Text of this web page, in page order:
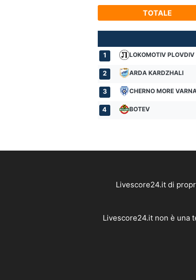
TOTALE
1 LOKOMOTIV PLOVDIV
2 ARDA KARDZHALI
3 CHERNO MORE
4 BOTEV
Livescore24.it di
Livescore24.it non è una